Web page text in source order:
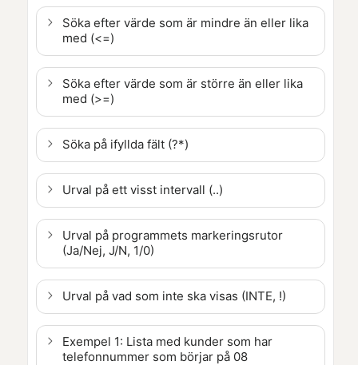
Söka efter värde som är mindre än eller lika
med (<=)
Söka efter värde som är större än eller lika
med (>=)
Söka på ifyllda fält (?*)
Urval på ett visst intervall (..)
Urval på programmets markeringsrutor
(Ja/Nej, J/N, 1/0)
Urval på vad som inte ska visas (INTE, !)
Exempel 1: Lista med kunder som har
telefonnummer som börjar på 08